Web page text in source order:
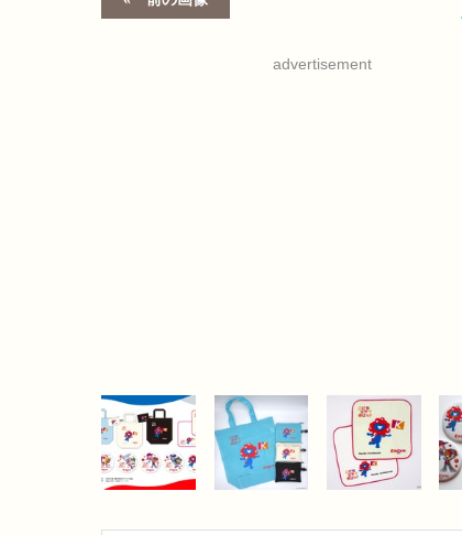
advertisement